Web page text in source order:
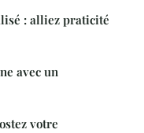
: alliez praticité
avec un
votre